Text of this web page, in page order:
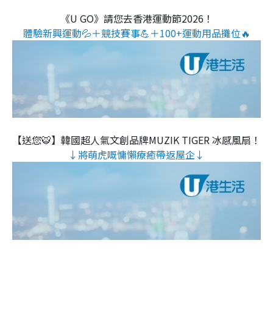
《U GO》請您去香港運動節2026！
體驗新興運動💦＋競技賽事💪＋100+運動用品攤位🔥
【送您🐯】韓國超人氣文創品牌MUZIK TIGER 冰感風扇！
↓將萌虎嘅慵懶療癒帶返屋企↓